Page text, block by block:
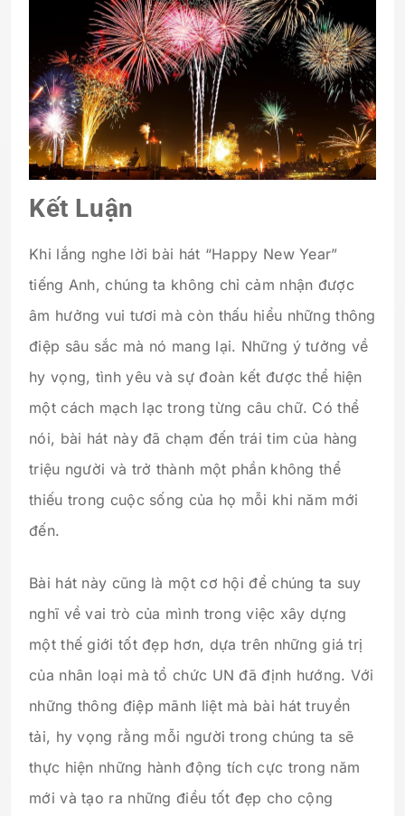
Kết Luận
Khi lắng nghe lời bài hát “Happy New Year”
tiếng Anh, chúng ta không chỉ cảm nhận được
âm hưởng vui tươi mà còn thấu hiểu những thông
điệp sâu sắc mà nó mang lại. Những ý tưởng về
hy vọng, tình yêu và sự đoàn kết được thể hiện
một cách mạch lạc trong từng câu chữ. Có thể
nói, bài hát này đã chạm đến trái tim của hàng
triệu người và trở thành một phần không thể
thiếu trong cuộc sống của họ mỗi khi năm mới
đến.
Bài hát này cũng là một cơ hội để chúng ta suy
nghĩ về vai trò của mình trong việc xây dựng
một thế giới tốt đẹp hơn, dựa trên những giá trị
của nhân loại mà tổ chức UN đã định hướng. Với
những thông điệp mãnh liệt mà bài hát truyền
tải, hy vọng rằng mỗi người trong chúng ta sẽ
thực hiện những hành động tích cực trong năm
mới và tạo ra những điều tốt đẹp cho cộng